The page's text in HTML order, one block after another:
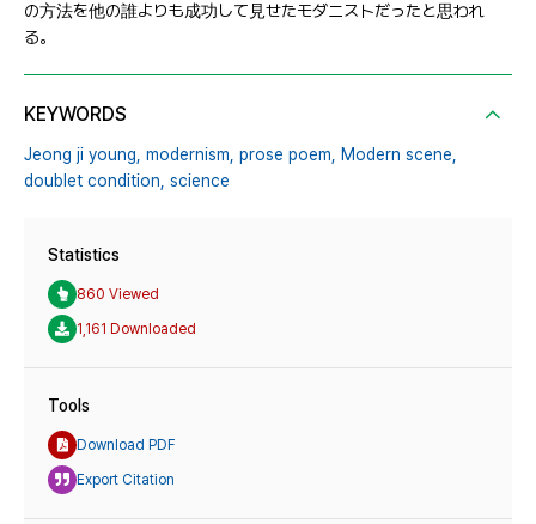
の方法を他の誰よりも成功して見せたモダニストだったと思われ
る。
KEYWORDS
Jeong ji young, modernism, prose poem, Modern scene,
doublet condition, science
Statistics
860 Viewed
1,161 Downloaded
Tools
Download PDF
Export Citation